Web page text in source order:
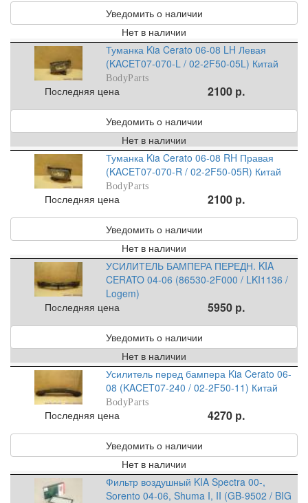
Уведомить о наличии
Нет в наличии
Туманка Kia Cerato 06-08 LH Левая
(KACET07-070-L / 02-2F50-05L) Китай
BodyParts
Последняя цена 2100 р.
Уведомить о наличии
Нет в наличии
Туманка Kia Cerato 06-08 RH Правая
(KACET07-070-R / 02-2F50-05R) Китай
BodyParts
Последняя цена 2100 р.
Уведомить о наличии
Нет в наличии
УСИЛИТЕЛЬ БАМПЕРА ПЕРЕДН. KIA
CERATO 04-06 (86530-2F000 / LKI1136 /
Logem)
Последняя цена
5950 р.
Уведомить о наличии
Нет в наличии
Усилитель перед бампера Kia Cerato 06-
08 (KACET07-240 / 02-2F50-11) Китай
BodyParts
Последняя цена 4270 р.
Уведомить о наличии
Нет в наличии
Фильтр воздушный KIA Spectra 00-,
Sorento 04-06, Shuma I, II (GB-9502 / BIG